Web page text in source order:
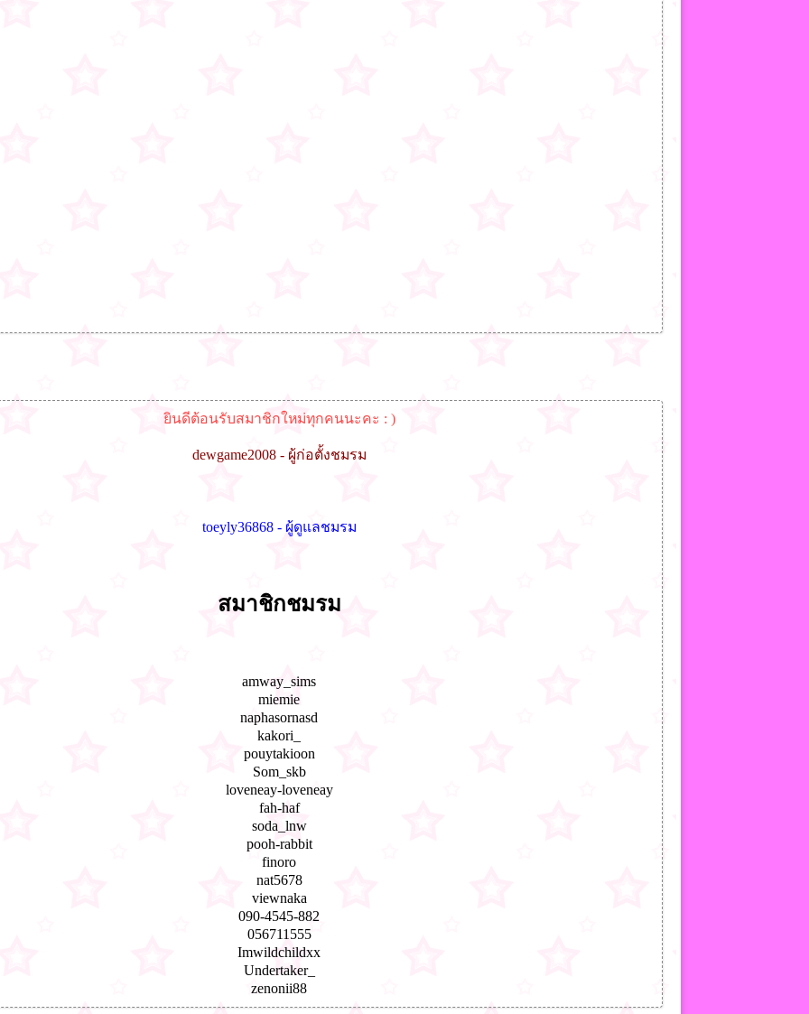
ยินดีต้อนรับสมาชิกใหม่ทุกคนนะคะ : )
dewgame2008 - ผู้ก่อตั้งชมรม
toeyly36868 - ผู้ดูแลชมรม
สมาชิกชมรม
amway_sims
miemie
naphasornasd
kakori_
pouytakioon
Som_skb
loveneay-loveneay
fah-haf
soda_lnw
pooh-rabbit
finoro
nat5678
viewnaka
090-4545-882
056711555
Imwildchildxx
Undertaker_
zenonii88